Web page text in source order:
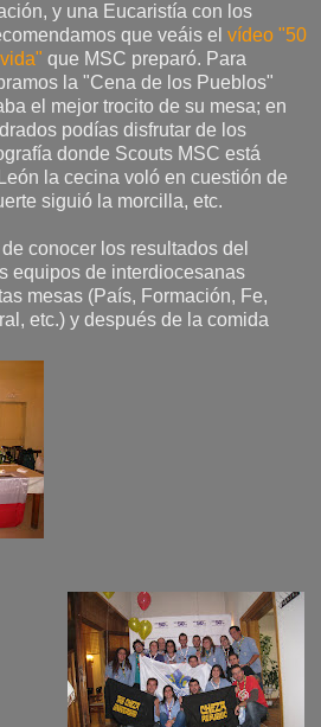
y una Eucaristía con los
que veáis el vídeo "50
que MSC preparó. Para
la "Cena de los Pueblos"
el mejor trocito de su mesa; en
podías disfrutar de los
donde Scouts MSC está
la cecina voló en cuestión de
siguió la morcilla, etc.
conocer los resultados del
equipos de interdiocesanas
mesas (País, Formación, Fe,
etc.) y después de la comida